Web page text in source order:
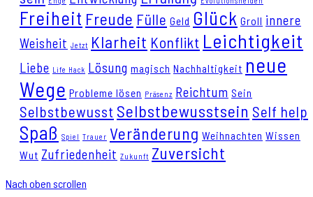
Freiheit Freude Fülle Geld Glück Groll innere
Weisheit Jetzt Klarheit Konflikt Leichtigkeit
Liebe Life Hack Lösung magisch Nachhaltigkeit neue
Wege Probleme lösen Präsenz Reichtum Sein
Selbstbewusst Selbstbewusstsein Self help
Spaß Spiel Trauer Veränderung Weihnachten Wissen
Wut Zufriedenheit Zukunft Zuversicht
Nach oben scrollen